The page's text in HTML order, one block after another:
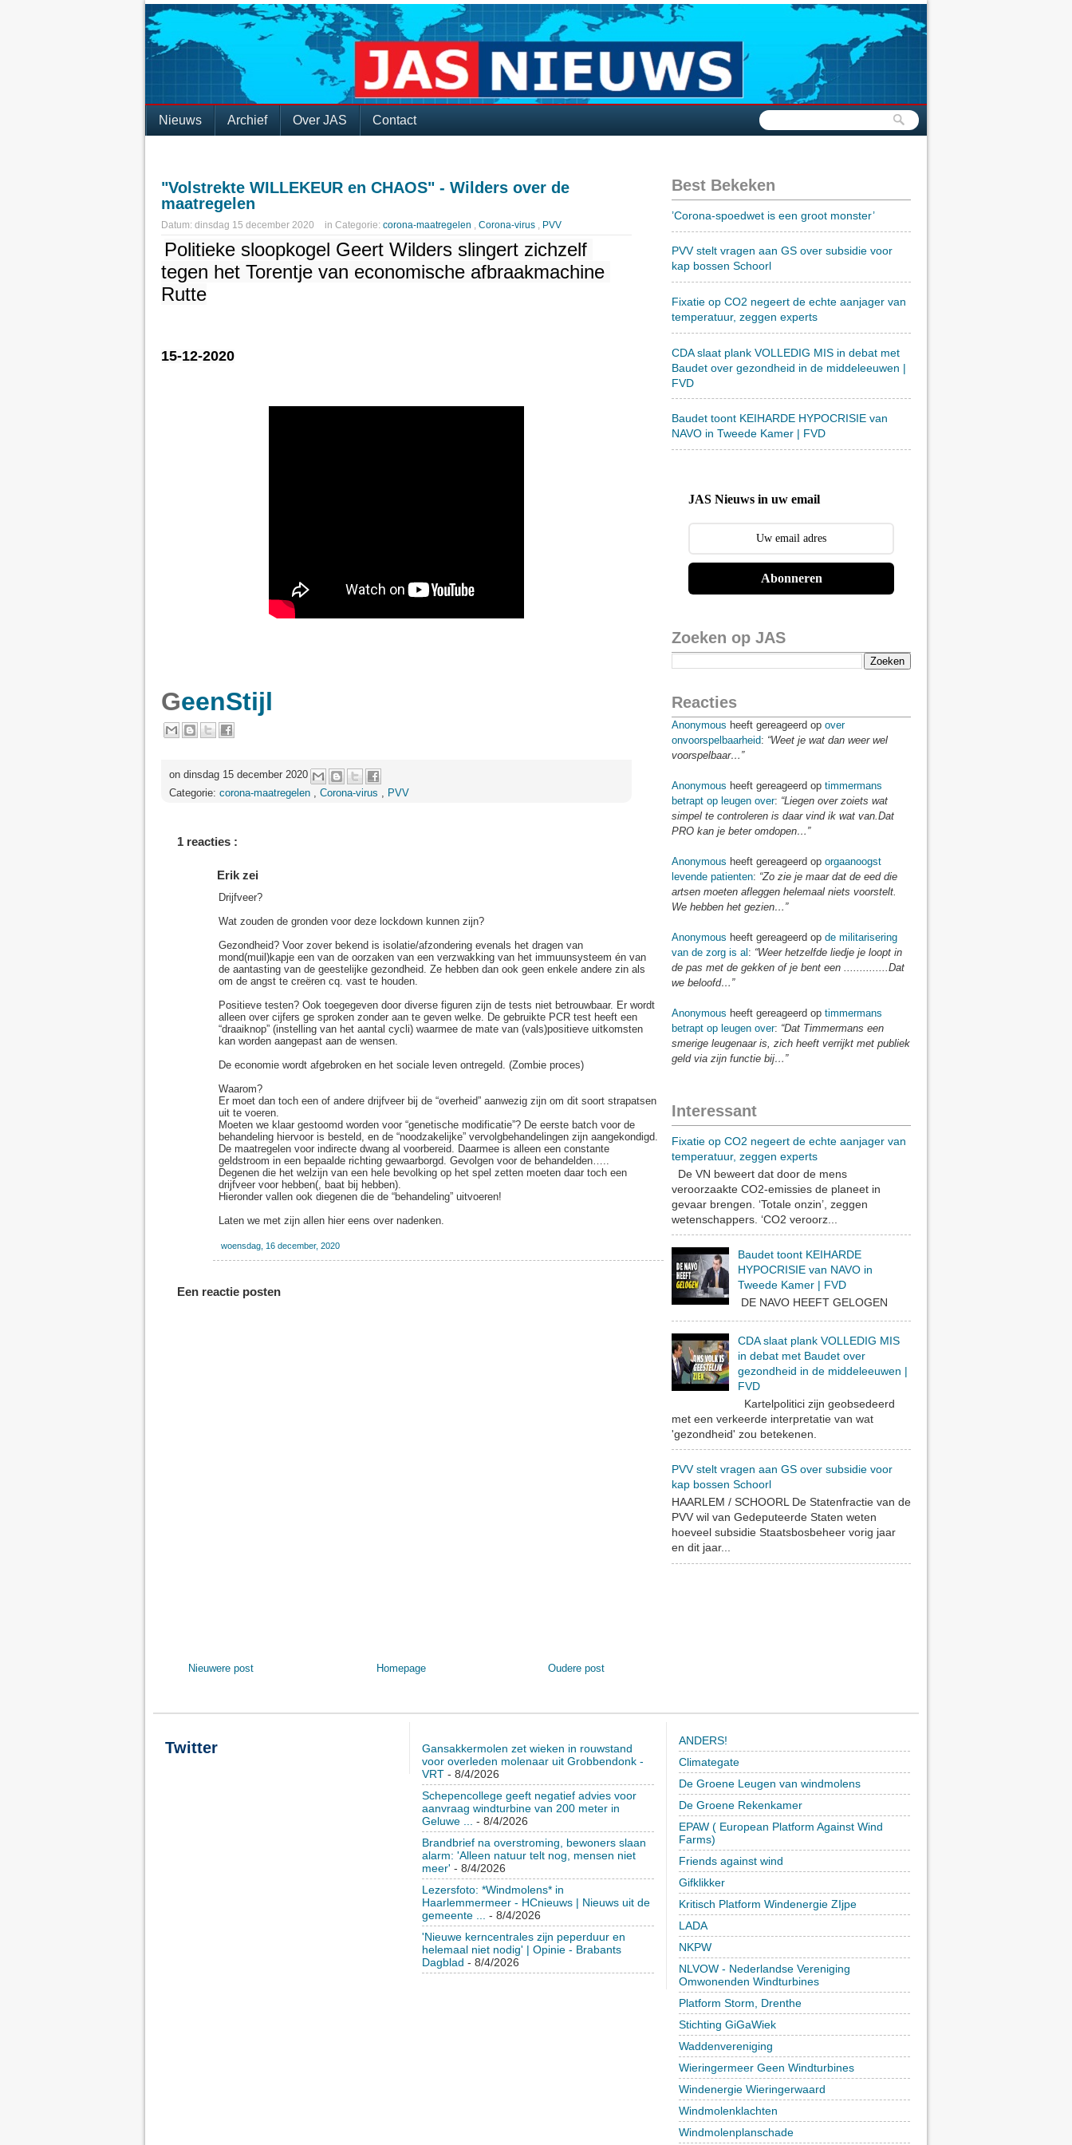
Nieuws Archief Over JAS Contact
"Volstrekte WILLEKEUR en CHAOS" - Wilders over de
maatregelen
Datum: dinsdag 15 december 2020 in Categorie: corona-maatregelen , Corona-virus , PVV
Politieke sloopkogel Geert Wilders slingert zichzelf
tegen het Torentje van economische afbraakmachine
Rutte
15-12-2020
GeenStijl
on dinsdag 15 december 2020
Categorie: corona-maatregelen , Corona-virus , PVV
1 reacties :
Erik zei
Drijfveer?
Wat zouden de gronden voor deze lockdown kunnen zijn?
Gezondheid? Voor zover bekend is isolatie/afzondering evenals het dragen van
mond(muil)kapje een van de oorzaken van een verzwakking van het immuunsysteem én van
de aantasting van de geestelijke gezondheid. Ze hebben dan ook geen enkele andere zin als
om de angst te creëren cq. vast te houden.
Positieve testen? Ook toegegeven door diverse figuren zijn de tests niet betrouwbaar. Er wordt
alleen over cijfers ge sproken zonder aan te geven welke. De gebruikte PCR test heeft een
“draaiknop” (instelling van het aantal cycli) waarmee de mate van (vals)positieve uitkomsten
kan worden aangepast aan de wensen.
De economie wordt afgebroken en het sociale leven ontregeld. (Zombie proces)
Waarom?
Er moet dan toch een of andere drijfveer bij de “overheid” aanwezig zijn om dit soort strapatsen
uit te voeren.
Moeten we klaar gestoomd worden voor “genetische modificatie”? De eerste batch voor de
behandeling hiervoor is besteld, en de “noodzakelijke” vervolgbehandelingen zijn aangekondigd.
De maatregelen voor indirecte dwang al voorbereid. Daarmee is alleen een constante
geldstroom in een bepaalde richting gewaarborgd. Gevolgen voor de behandelden…..
Degenen die het welzijn van een hele bevolking op het spel zetten moeten daar toch een
drijfveer voor hebben(, baat bij hebben).
Hieronder vallen ook diegenen die de “behandeling” uitvoeren!
Laten we met zijn allen hier eens over nadenken.
woensdag, 16 december, 2020
Een reactie posten
Nieuwere post Oudere post
Homepage
Best Bekeken
’Corona-spoedwet is een groot monster’
PVV stelt vragen aan GS over subsidie voor
kap bossen Schoorl
Fixatie op CO2 negeert de echte aanjager van
temperatuur, zeggen experts
CDA slaat plank VOLLEDIG MIS in debat met
Baudet over gezondheid in de middeleeuwen |
FVD
Baudet toont KEIHARDE HYPOCRISIE van
NAVO in Tweede Kamer | FVD
JAS Nieuws in uw email
Abonneren
Zoeken op JAS
Reacties
Anonymous heeft gereageerd op over
onvoorspelbaarheid: “Weet je wat dan weer wel
voorspelbaar…”
Anonymous heeft gereageerd op timmermans
betrapt op leugen over: “Liegen over zoiets wat
simpel te controleren is daar vind ik wat van.Dat
PRO kan je beter omdopen…”
Anonymous heeft gereageerd op orgaanoogst
levende patienten: “Zo zie je maar dat de eed die
artsen moeten afleggen helemaal niets voorstelt.
We hebben het gezien…”
Anonymous heeft gereageerd op de militarisering
van de zorg is al : “Weer hetzelfde liedje je loopt in
de pas met de gekken of je bent een ..............Dat
we beloofd…”
Anonymous heeft gereageerd op timmermans
betrapt op leugen over: “Dat Timmermans een
smerige leugenaar is, zich heeft verrijkt met publiek
geld via zijn functie bij…”
Interessant
Fixatie op CO2 negeert de echte aanjager van
temperatuur, zeggen experts
De VN beweert dat door de mens
veroorzaakte CO2-emissies de planeet in
gevaar brengen. ‘Totale onzin’, zeggen
wetenschappers. ‘CO2 veroorz...
Baudet toont KEIHARDE
HYPOCRISIE van NAVO in
Tweede Kamer | FVD
DE NAVO HEEFT GELOGEN
CDA slaat plank VOLLEDIG MIS
in debat met Baudet over
gezondheid in de middeleeuwen |
FVD
Kartelpolitici zijn geobsedeerd
met een verkeerde interpretatie van wat
'gezondheid' zou betekenen.
PVV stelt vragen aan GS over subsidie voor
kap bossen Schoorl
HAARLEM / SCHOORL De Statenfractie van de
PVV wil van Gedeputeerde Staten weten
hoeveel subsidie Staatsbosbeheer vorig jaar
en dit jaar...
Twitter
Gansakkermolen zet wieken in rouwstand
voor overleden molenaar uit Grobbendonk -
VRT- 8/4/2026
Schepencollege geeft negatief advies voor
aanvraag windturbine van 200 meter in
Geluwe ...
- 8/4/2026
Brandbrief na overstroming, bewoners slaan
alarm: 'Alleen natuur telt nog, mensen niet
meer' - 8/4/2026
Lezersfoto: *Windmolens* in
Haarlemmermeer - HCnieuws | Nieuws uit de
gemeente ...
- 8/4/2026
'Nieuwe kerncentrales zijn peperduur en
helemaal niet nodig' | Opinie - Brabants
Dagblad - 8/4/2026
ANDERS!
Climategate
De Groene Leugen van windmolens
De Groene Rekenkamer
EPAW ( European Platform Against Wind
Farms)
Friends against wind
Gifklikker
Kritisch Platform Windenergie ZIjpe
LADA
NKPW
NLVOW - Nederlandse Vereniging
Omwonenden Windturbines
Platform Storm, Drenthe
Stichting GiGaWiek
Waddenvereniging
Wieringermeer Geen Windturbines
Windenergie Wieringerwaard
Windmolenklachten
Windmolenplanschade